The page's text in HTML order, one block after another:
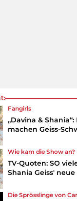
Fangirls
„Davina &
machen Geiss-
Wie kam die Show an?
TV-Quoten: SO
Shania Geiss'
Die Sprösslinge von